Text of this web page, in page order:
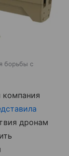
борьбы с
компания
дронам